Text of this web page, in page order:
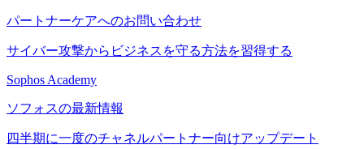
パートナーケアへのお問い合わせ
サイバー攻撃からビジネスを守る方法を習得する
Sophos Academy
ソフォスの最新情報
四半期に一度のチャネルパートナー向けアップデート